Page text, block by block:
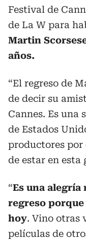
Festival de
de La W para
Martin
años.
“El regreso de
de decir su
Cannes. Es una
de Estados
productores por
de estar en esta
“Es una
regreso
hoy. Vino otras
películas de